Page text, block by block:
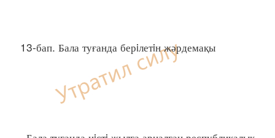
13-бап. Бала туғанда берiлетiн жәрдемақы